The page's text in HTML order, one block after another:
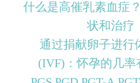
什么是高催乳素血症
状和治疗
通过捐献卵子进行
(IVF)：怀孕的几率